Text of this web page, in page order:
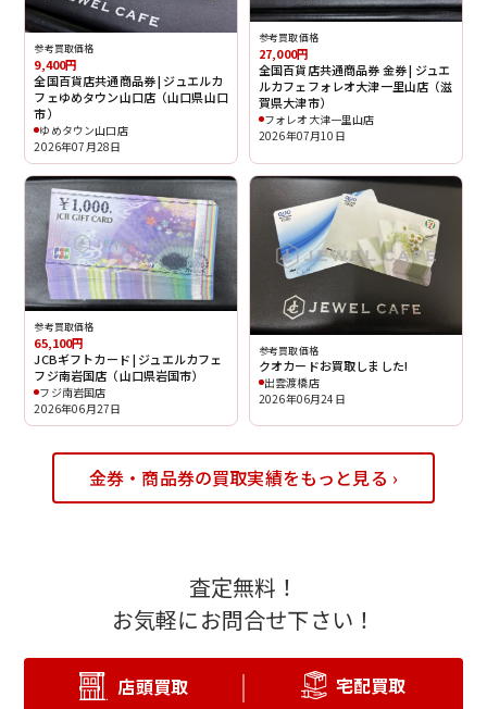
参考買取価格
9,400円
全国百貨店共通商品券 | ジュエルカ
フェゆめタウン山口店（山口県山口
市）
ゆめタウン山口店
2026年07月28日
参考買取価格
27,000円
全国百貨店共通商品券 金券 | ジュエ
ルカフェフォレオ大津一里山店（滋
賀県大津市）
フォレオ大津一里山店
2026年07月10日
参考買取価格
65,100円
JCBギフトカード | ジュエルカフェ
フジ南岩国店（山口県岩国市）
フジ南岩国店
2026年06月27日
参考買取価格
クオカードお買取しました!
出雲渡橋店
2026年06月24日
金券・商品券の買取実績をもっと見る ›
査定無料！
お気軽にお問合せ下さい！
店頭買取 宅配買取